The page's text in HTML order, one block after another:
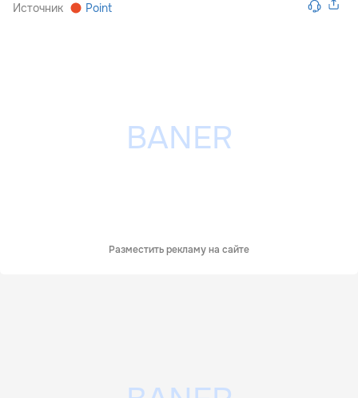
Источник Point
Разместить рекламу на сайте